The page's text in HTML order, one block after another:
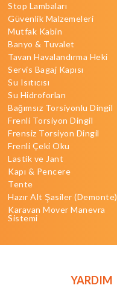
Stop Lambaları
Güvenlik Malzemeleri
Mutfak Kabin
Banyo & Tuvalet
Tavan Havalandırma Heki
Servis Bagaj Kapısı
Su Isıtıcısı
Su Hidroforları
Bağımsız Torsiyonlu Dingil
Frenli Torsiyon Dingil
Frensiz Torsiyon Dingil
Frenli Çeki Oku
Lastik ve Jant
Kapı & Pencere
Tente
Hazır Alt Şasiler (Demonte)
Karavan Mover Manevra
Sistemi
YARDIM